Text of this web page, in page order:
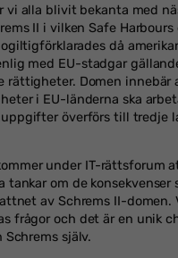
vi alla blivit bekanta med
II i vilken Safe
då
med EU-stadgar
rättigheter. Domen innebär
i EU-länderna ska
överförs till tredje
under IT-rättsforum
tankar om de konsekvenser
av Schrems II-domen.
frågor och det är en unik
själv.